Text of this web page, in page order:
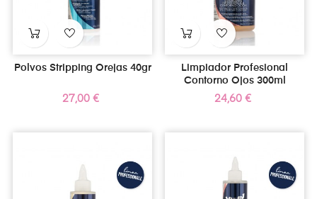
Polvos Stripping Orejas 40gr
Precio
27,00 €
Limpiador Profesional
Contorno Ojos 300ml
Precio
24,60 €